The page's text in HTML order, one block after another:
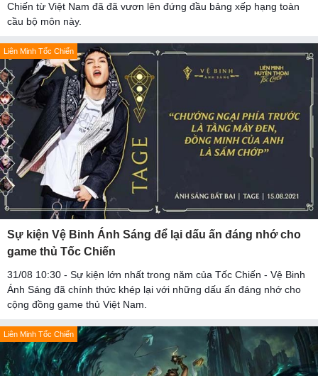
Chiến từ Việt Nam đã đã vươn lên đứng đầu bảng xếp hạng toàn
cầu bộ môn này.
Liên Minh Tốc Chiến
Sự kiện Vệ Binh Ánh Sáng để lại dấu ấn đáng nhớ cho
game thủ Tốc Chiến
31/08 10:30 - Sự kiện lớn nhất trong năm của Tốc Chiến - Vệ Binh
Ánh Sáng đã chính thức khép lại với những dấu ấn đáng nhớ cho
cộng đồng game thủ Việt Nam.
Liên Minh Tốc Chiến